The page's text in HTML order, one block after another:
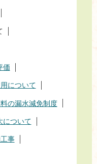
価
について
の漏水減免制度
について
事